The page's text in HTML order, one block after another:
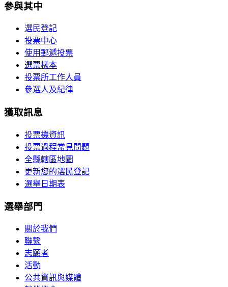
參與其中
選民登記
投票中心
使用郵遞投票
選票樣本
投票所工作人員
參選人及紀律
獲取訊息
投票機資訊
投票過程常見問題
全縣轄區地圖
更新您的選民登記
選舉日期表
選舉部門
關於我們
聯繫
志願者
活動
公共資訊與媒體